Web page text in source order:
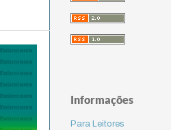
Informações
Para Leitores